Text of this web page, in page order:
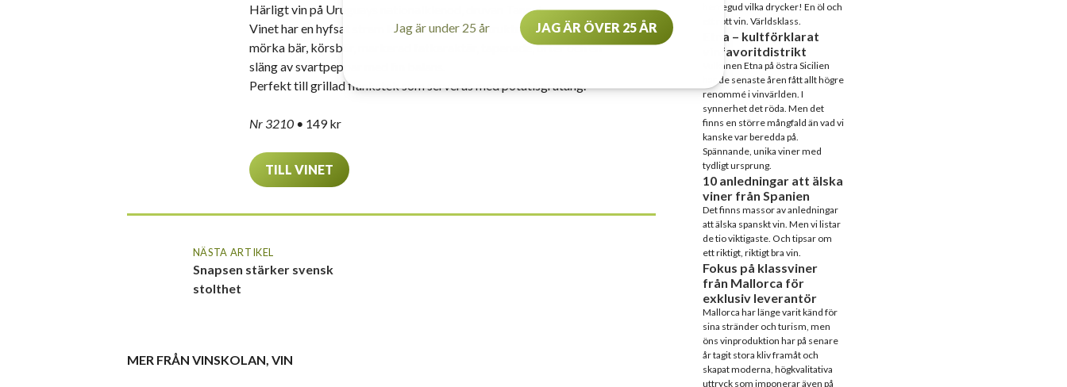
Härligt vin på Uruguays nationalklenod, druvan Tannat.
Vinet har en hyfsat stram karaktär, mycket struktur med inslag av
mörka bär, körsbär, markerad fatkaraktär, tapenade, örter och en
släng av svartpeppar med fin balans.
Perfekt till grillad flankstek som serveras med potatisgratäng.
Nr 3210 • 149 kr
TILL VINET
NÄSTA ARTIKEL
Snapsen stärker svensk
stolthet
MER FRÅN VINSKOLAN, VIN
herregud vilka drycker! En öl och
ett rött vin. Världsklass.
Etna – kultförklarat
vinfavoritdistrikt
Vulkanen Etna på östra Sicilien
har de senaste åren fått allt högre
renommé i vinvärlden. I
synnerhet det röda. Men det
finns en större mångfald än vad vi
kanske var beredda på.
Spännande, unika viner med
tydligt ursprung.
10 anledningar att älska
viner från Spanien
Det finns massor av anledningar
att älska spanskt vin. Men vi listar
de tio viktigaste. Och tipsar om
ett riktigt, riktigt bra vin.
Fokus på klassviner
från Mallorca för
exklusiv leverantör
Mallorca har länge varit känd för
sina stränder och turism, men
öns vinproduktion har på senare
år tagit stora kliv framåt och
skapat moderna, högkvalitativa
uttryck som imponerar även på
Jag är under 25 år JAG ÄR ÖVER 25 ÅR